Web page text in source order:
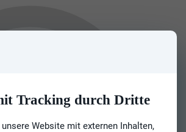
Tracking durch Dritte
Website mit externen Inhalten,